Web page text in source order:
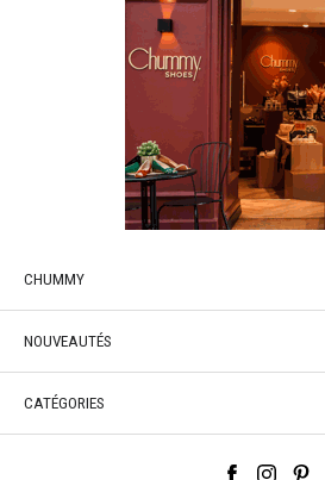
CHUMMY
NOUVEAUTÉS
CATÉGORIES